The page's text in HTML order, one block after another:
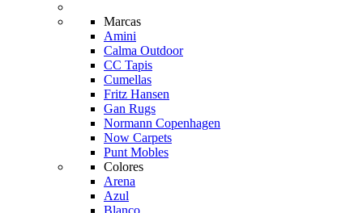
Marcas
Amini
Calma Outdoor
CC Tapis
Cumellas
Fritz Hansen
Gan Rugs
Normann Copenhagen
Now Carpets
Punt Mobles
Colores
Arena
Azul
Blanco